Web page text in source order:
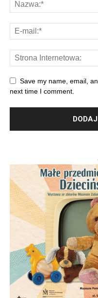
Save my name, email,
next time I comment.